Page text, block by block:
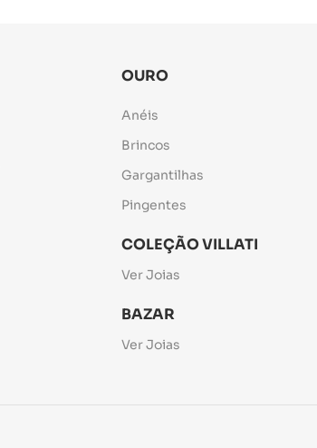
OURO
Anéis
Brincos
Gargantilhas
Pingentes
COLEÇÃO VILLATI
Ver Joias
BAZAR
Ver Joias